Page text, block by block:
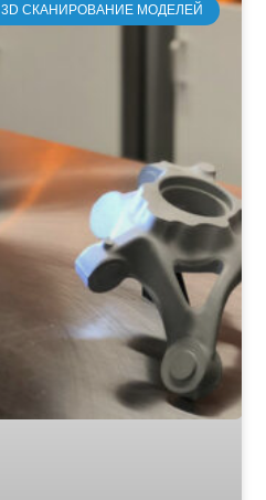
3D СКАНИРОВАНИЕ МОДЕЛЕЙ